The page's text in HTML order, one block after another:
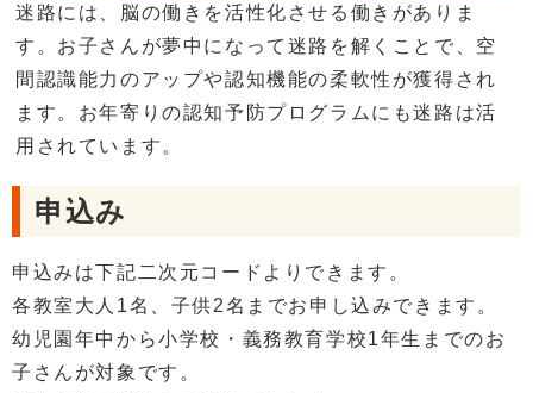
迷路には、脳の働きを活性化させる働きがありま
す。お子さんが夢中になって迷路を解くことで、空
間認識能力のアップや認知機能の柔軟性が獲得され
ます。お年寄りの認知予防プログラムにも迷路は活
用されています。
申込み
申込みは下記二次元コードよりできます。
各教室大人1名、子供2名までお申し込みできます。
幼児園年中から小学校・義務教育学校1年生までのお
子さんが対象です。